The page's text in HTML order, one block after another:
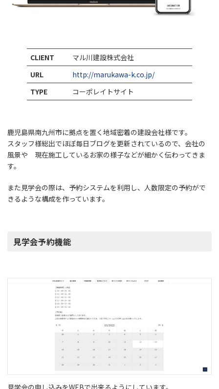
CLIENT
マル川建設株式会社
URL
http://marukawa-k.co.jp/
TYPE
コーポレイトサイト
鹿児島県南九州市に拠点を置く地域密着の建設会社様です。
スタッフ様総出でほぼ毎日ブログを更新されているので、会社の
風景や 現在施工しているお家の様子などが細かく伝わってきま
す。
また見学会の際は、予約システムを利用し、人数限定の予約がで
きるような構成を作っています。
見学会予約機能
見学会の申し込みをWEBで出来るようにしています。